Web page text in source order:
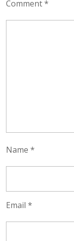
Comment*
Name *
Email *